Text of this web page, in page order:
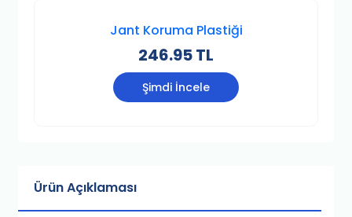
Jant Koruma Plastiği
246.95 TL
Şimdi İncele
Ürün Açıklaması